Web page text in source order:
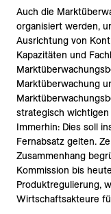
Auch die
organisiert werden,
Ausrichtung von
Kapazitäten und
Marktüberwachung
strategisch
Immerhin: Dies soll
Fernabsatz gelten.
Zusammenhang
Kommission bis
Produktregulierung,
Wirtschaftsakteure